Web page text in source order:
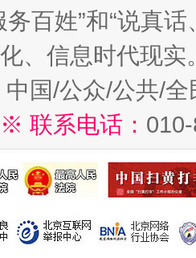
务百姓”和“说真
、信息时代现实
中国/公众/公共/
※ 联系电话：